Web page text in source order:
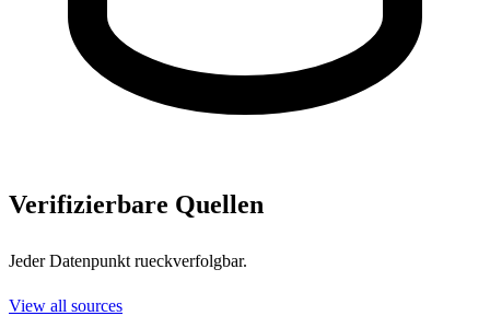
Verifizierbare Quellen
Jeder Datenpunkt rueckverfolgbar.
View all sources